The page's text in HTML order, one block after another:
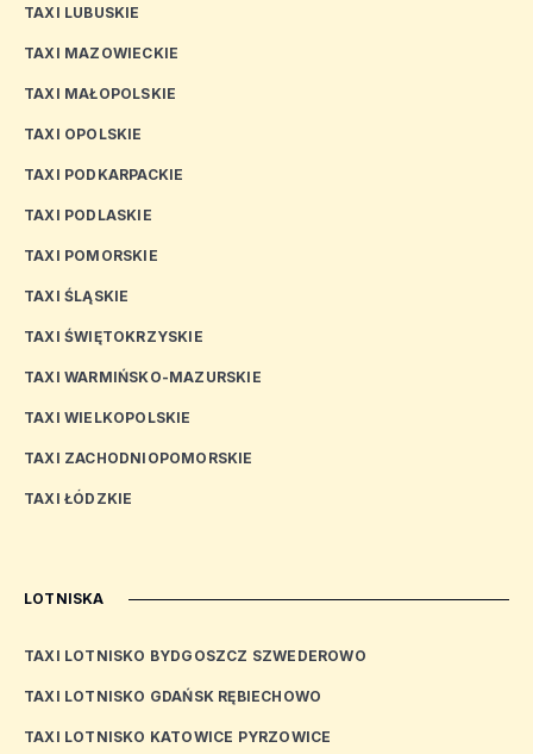
TAXI LUBUSKIE
TAXI MAZOWIECKIE
TAXI MAŁOPOLSKIE
TAXI OPOLSKIE
TAXI PODKARPACKIE
TAXI PODLASKIE
TAXI POMORSKIE
TAXI ŚLĄSKIE
TAXI ŚWIĘTOKRZYSKIE
TAXI WARMIŃSKO-MAZURSKIE
TAXI WIELKOPOLSKIE
TAXI ZACHODNIOPOMORSKIE
TAXI ŁÓDZKIE
LOTNISKA
TAXI LOTNISKO BYDGOSZCZ SZWEDEROWO
TAXI LOTNISKO GDAŃSK RĘBIECHOWO
TAXI LOTNISKO KATOWICE PYRZOWICE